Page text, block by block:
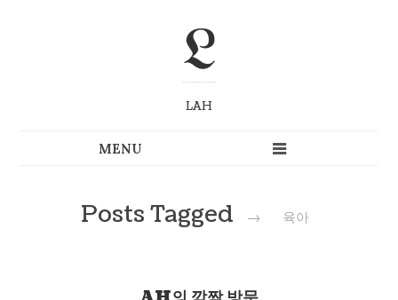
L
LAH
Posts Tagged → 육아